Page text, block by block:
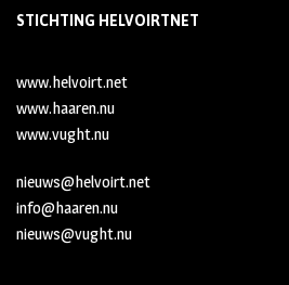
STICHTING HELVOIRTNET
www.helvoirt.net
www.haaren.nu
www.vught.nu
nieuws@helvoirt.net
info@haaren.nu
nieuws@vught.nu